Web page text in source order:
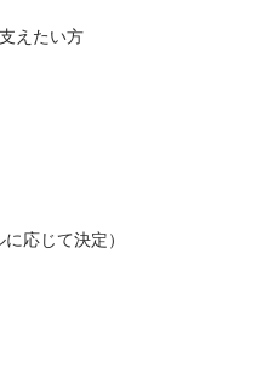
えたい方
応じて決定）